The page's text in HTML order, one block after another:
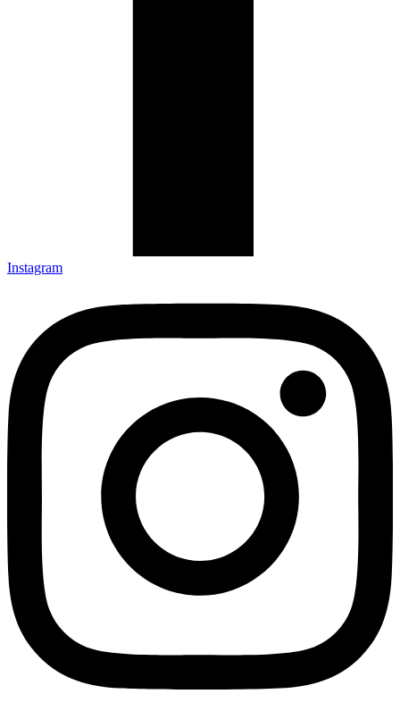
Instagram